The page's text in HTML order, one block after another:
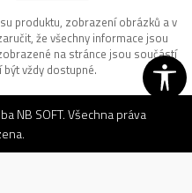
produktu, zobrazení obrázků a v
že všechny informace jsou
na stránce jsou součástí
vždy dostupné.
NB SOFT. Všechna práva